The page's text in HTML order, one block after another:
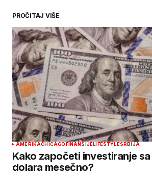
SUBMIT COMMENT
PROČITAJ VIŠE
AMERIKACHICAGOFINANSIJELIFESTYLESRBIJA
Kako započeti investiranje
dolara mesečno?